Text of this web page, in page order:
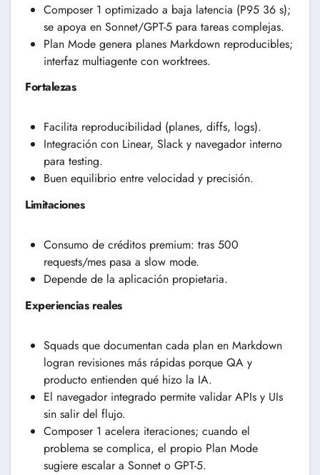
Composer 1 optimizado a baja latencia (P95 36 s);
se apoya en Sonnet/GPT-5 para tareas complejas.
Plan Mode genera planes Markdown reproducibles;
interfaz multiagente con worktrees.
Fortalezas
Facilita reproducibilidad (planes, diffs, logs).
Integración con Linear, Slack y navegador interno
para testing.
Buen equilibrio entre velocidad y precisión.
Limitaciones
Consumo de créditos premium: tras 500
requests/mes pasa a slow mode.
Depende de la aplicación propietaria.
Experiencias reales
Squads que documentan cada plan en Markdown
logran revisiones más rápidas porque QA y
producto entienden qué hizo la IA.
El navegador integrado permite validar APIs y UIs
sin salir del flujo.
Composer 1 acelera iteraciones; cuando el
problema se complica, el propio Plan Mode
sugiere escalar a Sonnet o GPT-5.